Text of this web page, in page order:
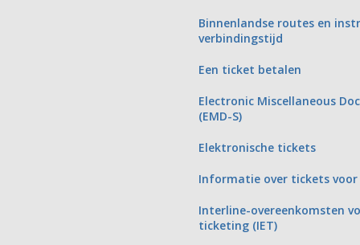
Binnenlandse routes en
verbindingstijd
Een ticket betalen
Electronic Miscellaneous
(EMD-S)
Elektronische tickets
Informatie over tickets voor
Interline-overeenkomsten
ticketing (IET)